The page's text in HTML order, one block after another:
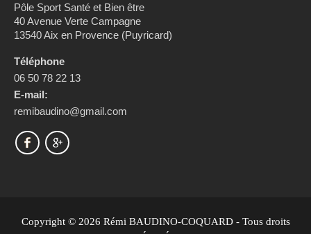
Pôle Sport Santé et Bien être
40 Avenue Verte Campagne
13540 Aix en Provence (Puyricard)
Téléphone
06 50 78 22 13
E-mail:
remibaudino@gmail.com
Copyright © 2026 Rémi BAUDINO-COQUARD - Tous droits